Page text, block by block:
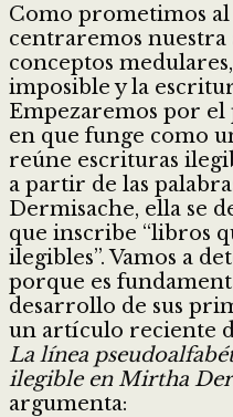
Como prometimos
centraremos nuestra
conceptos
imposible y la
Empezaremos por
en que funge como
reúne escrituras
a partir de las
Dermisache, ella se
que inscribe “libros
ilegibles”. Vamos a
porque es
desarrollo de sus
un artículo reciente
La línea
ilegible en Mirtha
argumenta: